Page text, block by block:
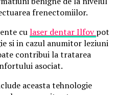
frenectomiilor.
culaser dentar Ilfovpot
si in cazul anumitor leziuni
contribui la tratarea
asociat.
aceasta tehnologie